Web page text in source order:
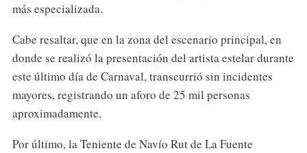
más especializada.
Cabe resaltar, que en la zona del escenario principal, en
donde se realizó la presentación del artista estelar durante
este último día de Carnaval, transcurrió sin incidentes
mayores, registrando un aforo de 25 mil personas
aproximadamente.
Por último, la Teniente de Navío Rut de La Fuente